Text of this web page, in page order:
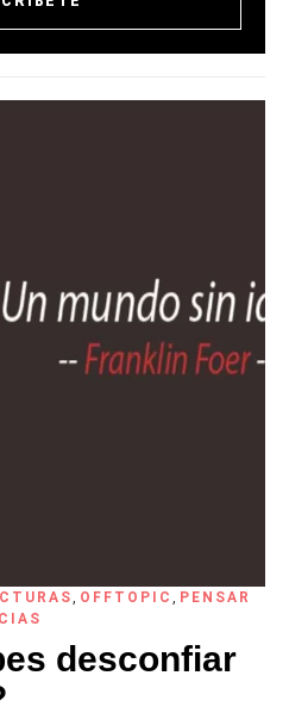
, OFFTOPIC , PENSAR
desconfiar